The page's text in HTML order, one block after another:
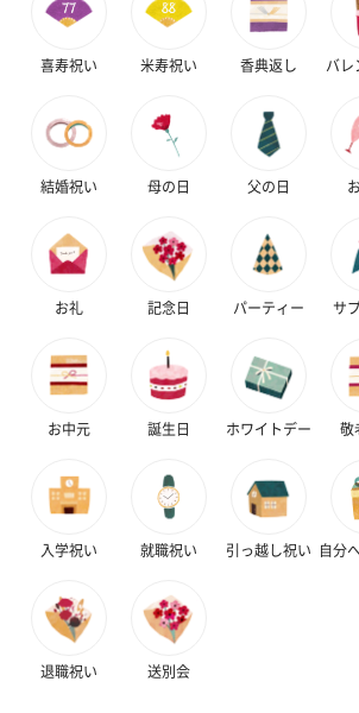
酒（655円）
おつまみ・その他
お酒にぴったりのおつまみ・サプリを同梱し
いぶりがっことチーズ
のオイル漬（981円）
ごろっとうまみ チ
のオイル漬（塩
喜寿祝い 米寿祝い 香典返し バレ
結婚祝い 母の日 父の日
お礼 記念日 パーティー サ
お中元 誕生日 ホワイトデー 敬
入学祝い 就職祝い 引っ越し祝い 自分
退職祝い 送別会